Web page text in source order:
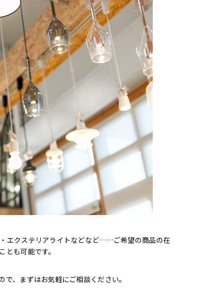
エクステリアライトなどなど……ご希望の商品の在
も可能です。
、まずはお気軽にご相談ください。